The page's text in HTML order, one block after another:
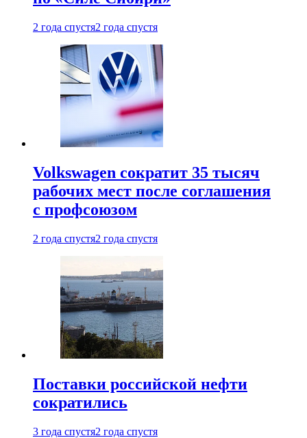
2 года спустя2 года спустя
Volkswagen сократит 35 тысяч
рабочих мест после соглашения
с профсоюзом
2 года спустя2 года спустя
Поставки российской нефти
сократились
3 года спустя2 года спустя